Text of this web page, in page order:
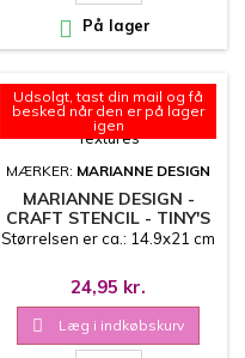
 På lager
Udsolgt, tast din mail og få
besked når den er på lager
igen
MÆRKER: MARIANNE DESIGN
MARIANNE DESIGN -
CRAFT STENCIL - TINY'S
BUTTERFLY TEXTURES
Størrelsen er ca.: 14.9x21 cm
24,95 kr.
 Læg i indkøbskurv